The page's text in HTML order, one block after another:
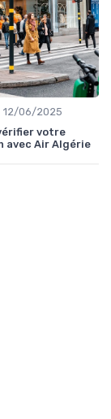
12/06/2025
votre
avec Air Algérie